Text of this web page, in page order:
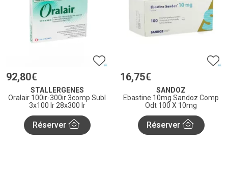
92,80€
STALLERGENES
Oralair 100ir-300ir 3comp Subl
3x100 Ir 28x300 Ir
Réserver
16,75€
SANDOZ
Ebastine 10mg Sandoz Comp
Odt 100 X 10mg
Réserver